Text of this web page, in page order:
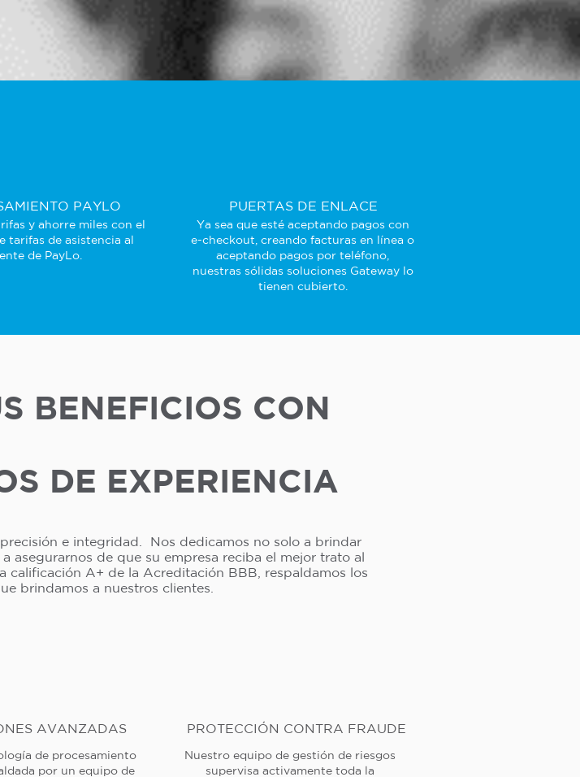
PAYLO
y ahorre miles con el
tarifas de asistencia al
de PayLo.
PUERTAS DE ENLACE
Ya sea que esté aceptando pagos con
e-checkout, creando facturas en línea o
aceptando pagos por teléfono,
nuestras sólidas soluciones Gateway lo
tienen cubierto.
BENEFICIOS CON
DE EXPERIENCIA
e integridad. Nos dedicamos no solo a brindar
asegurarnos de que su empresa reciba el mejor trato al
calificación A+ de la Acreditación BBB, respaldamos los
brindamos a nuestros clientes.
AVANZADAS
de procesamiento
por un equipo de
PROTECCIÓN CONTRA FRAUDE
Nuestro equipo de gestión de riesgos
supervisa activamente toda la